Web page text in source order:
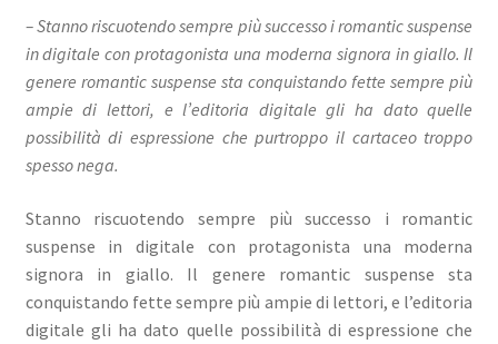
– Stanno riscuotendo sempre più successo i romantic suspense
in digitale con protagonista una moderna signora in giallo. Il
genere romantic suspense sta conquistando fette sempre più
ampie di lettori, e l’editoria digitale gli ha dato quelle
possibilità di espressione che purtroppo il cartaceo troppo
spesso nega.
Stanno riscuotendo sempre più successo i romantic
suspense in digitale con protagonista una moderna
signora in giallo. Il genere romantic suspense sta
conquistando fette sempre più ampie di lettori, e l’editoria
digitale gli ha dato quelle possibilità di espressione che